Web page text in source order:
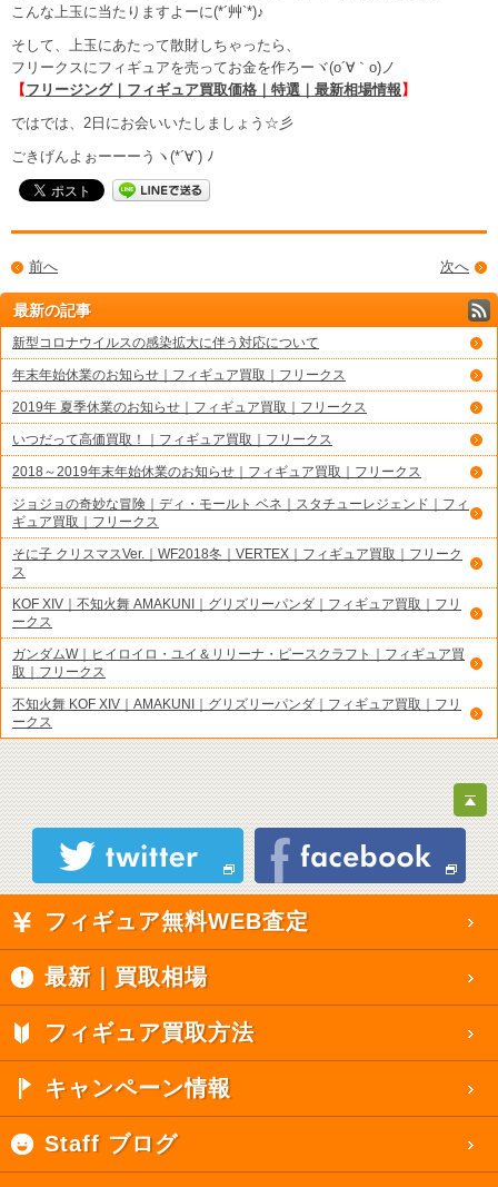
こんな上玉に当たりますよーに(*´艸`*)♪
そして、上玉にあたって散財しちゃったら、
フリークスにフィギュアを売ってお金を作ろーヾ(o´∀｀o)ノ
【フリージング｜フィギュア買取価格｜特選｜最新相場情報 】
ではでは、2日にお会いいたしましょう☆彡
ごきげんよぉーーーうヽ(*´∀`) ﾉ
次へ
前へ
最新の記事
新型コロナウイルスの感染拡大に伴う対応について
年末年始休業のお知らせ｜フィギュア買取｜フリークス
2019年 夏季休業のお知らせ｜フィギュア買取｜フリークス
いつだって高価買取！｜フィギュア買取｜フリークス
2018～2019年末年始休業のお知らせ｜フィギュア買取｜フリークス
ジョジョの奇妙な冒険｜ディ・モールト ベネ｜スタチューレジェンド｜フィ
ギュア買取｜フリークス
そに子 クリスマスVer.｜WF2018冬｜VERTEX｜フィギュア買取｜フリーク
ス
KOF XIV｜不知火舞 AMAKUNI｜グリズリーパンダ｜フィギュア買取｜フリ
ークス
ガンダムW｜ヒイロイロ・ユイ＆リリーナ・ピースクラフト｜フィギュア買
取｜フリークス
不知火舞 KOF XIV｜AMAKUNI｜グリズリーパンダ｜フィギュア買取｜フリ
ークス
フィギュア無料WEB査定
最新｜買取相場
フィギュア買取方法
キャンペーン情報
Staff ブログ